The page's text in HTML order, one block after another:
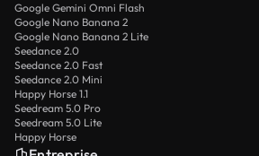
Google Gemini Omni Flash
Google Nano Banana 2
Google Nano Banana 2 Lite
Seedance 2.0
Seedance 2.0 Fast
Seedance 2.0 Mini
Happy Horse 1.1
Seedream 5.0 Pro
Seedream 5.0 Lite
Happy Horse